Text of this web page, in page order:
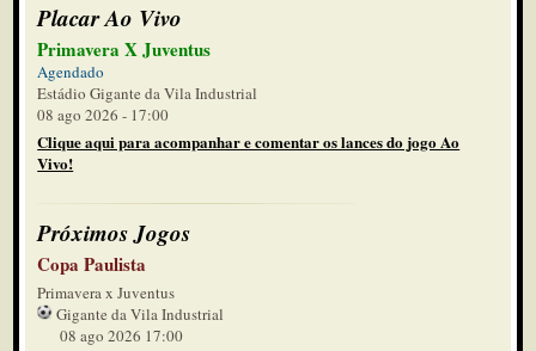
Placar Ao Vivo
Primavera X Juventus
Agendado
Estádio Gigante da Vila Industrial
08 ago 2026 - 17:00
Clique aqui para acompanhar e comentar os lances do jogo Ao
Vivo!
Próximos Jogos
Copa Paulista
Primavera x Juventus
Gigante da Vila Industrial
08 ago 2026 17:00